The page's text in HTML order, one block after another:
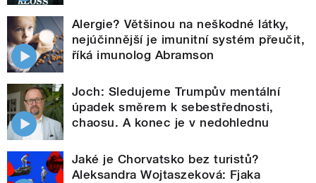
Alergie? Většinou na neškodné látky,
nejúčinnější je imunitní systém přeučit,
říká imunolog Abramson
Joch: Sledujeme Trumpův mentální
úpadek směrem k sebestřednosti,
chaosu. A konec je v nedohlednu
Jaké je Chorvatsko bez turistů?
Aleksandra Wojtaszeková: Fjaka